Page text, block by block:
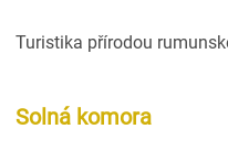
Turistika přírodou
Solná komora